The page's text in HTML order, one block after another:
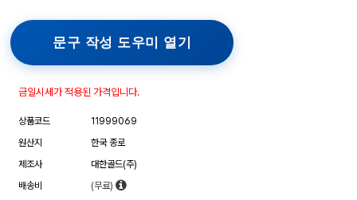
문구 작성 도우미 열기
금일시세가 적용된 가격입니다.
상품코드
11999069
원산지
한국 종로
제조사
대한골드(주)
배송비
(무료)